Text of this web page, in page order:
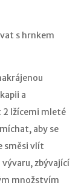
s hrnkem
a
lžícemi mleté
aby se
směsi vlít
zbývající
množstvím